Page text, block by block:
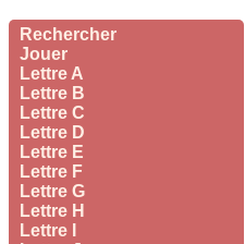
Rechercher
Jouer
Lettre A
Lettre B
Lettre C
Lettre D
Lettre E
Lettre F
Lettre G
Lettre H
Lettre I